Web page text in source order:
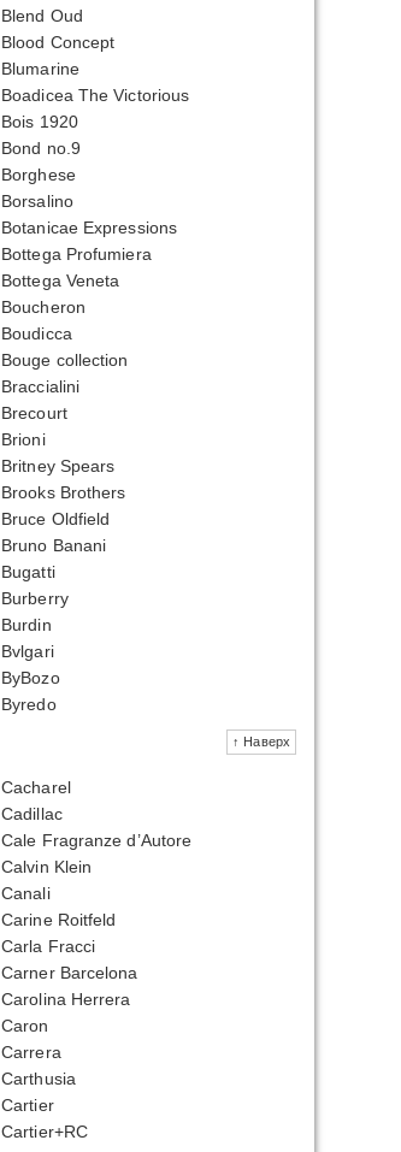
Blend Oud
Blood Concept
Blumarine
Boadicea The Victorious
Bois 1920
Bond no.9
Borghese
Borsalino
Botanicae Expressions
Bottega Profumiera
Bottega Veneta
Boucheron
Boudicca
Bouge collection
Braccialini
Brecourt
Brioni
Britney Spears
Brooks Brothers
Bruce Oldfield
Bruno Banani
Bugatti
Burberry
Burdin
Bvlgari
ByBozo
Byredo
↑ Наверх
Cacharel
Cadillac
Cale Fragranze d’Autore
Calvin Klein
Canali
Carine Roitfeld
Carla Fracci
Carner Barcelona
Carolina Herrera
Caron
Carrera
Carthusia
Cartier
Cartier+RC